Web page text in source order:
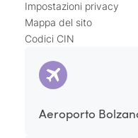
Impostazioni privacy
Mappa del sito
Codici CIN
Aeroporto